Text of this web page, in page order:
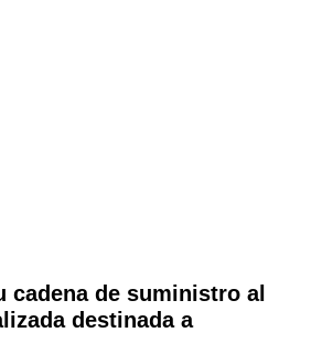
cadena de suministro al
destinada a